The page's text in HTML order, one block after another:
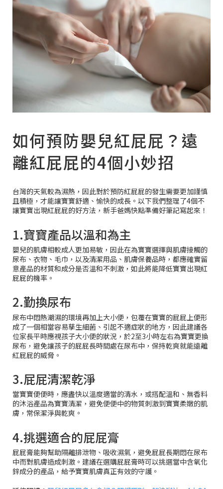
如何預防嬰兒紅屁屁？遠
離紅屁屁的4個小妙招
台灣的天氣較為濕熱，因此對於預防紅屁屁的發生需要更加謹慎
且積極，才能讓寶寶舒適、愉快的成長。以下我們整理了4個不
讓寶寶出現紅屁屁的好方法，新手爸媽快點準備好筆記寫起來！
1.寶寶產品以溫和為主
嬰兒的肌膚相較成人更加易敏，因此在為寶寶選擇與肌膚接觸的
尿布、衣物、毛巾，以及清潔用品、肌膚保養品時，都應確實留
意產品的材質和成分是否溫和不刺激，如此將能降低寶寶出現紅
屁屁的機率。
2.勤換尿布
尿布中悶熱潮濕的環境再加上大小便，包覆在寶寶的屁屁上便形
成了一個相當容易孳生細菌、引起不適症狀的地方，因此建議各
位家長平時應視孩子大小便的狀況，於2至3小時左右為寶寶更換
尿布，避免讓孩子的屁屁長時間處在尿布中，保持乾爽就能遠離
紅屁屁的威脅。
3.屁屁清潔乾淨
當寶寶便便時，應盡快以溫度適當的清水，或搭配溫和、無香料
的沐浴產品為寶寶清潔，避免便便中的物質刺激到寶寶柔嫩的肌
膚，常保潔淨與乾爽。
4.挑選適合的屁屁膏
屁屁膏能夠幫助隔離排泄物、吸收濕氣，避免屁屁長期悶在尿布
中而對肌膚造成刺激。建議在選購屁屁膏時可以挑選當中含氧化
鋅成分的產品，給予寶寶肌膚真正有效的守護。